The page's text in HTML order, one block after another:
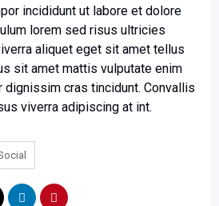
incididunt ut labore et dolore
lorem sed risus ultricies
aliquet eget sit amet tellus
sit amet mattis vulputate enim
dignissim cras tincidunt. Convallis
viverra adipiscing at int.